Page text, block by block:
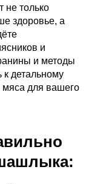
не только
здоровье, а
и
и методы
к детальному
мяса для вашего